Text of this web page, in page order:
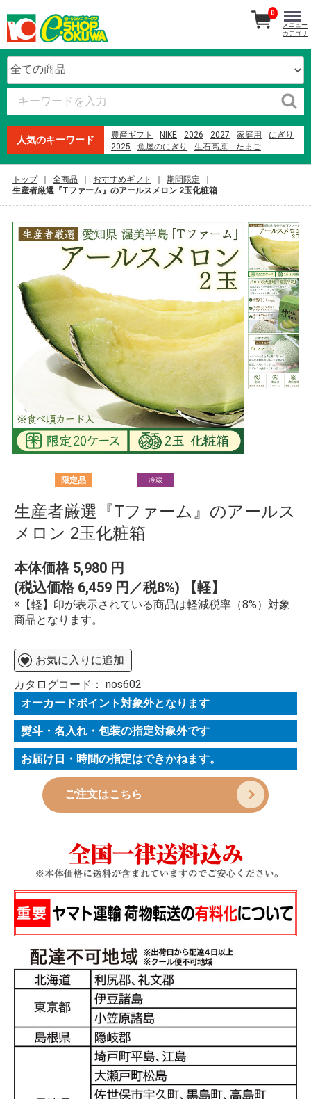
人気のキーワード 農産ギフト NIKE 2026 2027 家庭用
にぎり
2025
魚屋のにぎり
生石高原 たまご
2023
メロン
0
メニュー
カテゴリ
トップ 全商品 おすすめギフト
期間限定
生産者厳選『Tファーム』のアールスメロン 2玉化粧箱
限定品 冷蔵
生産者厳選『Tファーム』のアールス
メロン 2玉化粧箱
本体価格 5,980 円
(税込価格 6,459 円／税8%) 【軽】
※【軽】印が表示されている商品は軽減税率（8%）対象
商品となります。
お気に入りに追加
カタログコード： nos602
オーカードポイント対象外となります
熨斗・名入れ・包装の指定対象外です
お届け日・時間の指定はできかねます。
ご注文はこちら